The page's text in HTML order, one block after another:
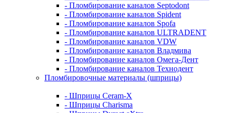
- Пломбирование каналов Septodont
- Пломбирование каналов Spident
- Пломбирование каналов Spofa
- Пломбирование каналов ULTRADENT
- Пломбирование каналов VDW
- Пломбирование каналов Владмива
- Пломбирование каналов Омега-Дент
- Пломбирование каналов Технодент
Пломбировочные материалы (шприцы)
- Шприцы Ceram-X
- Шприцы Charisma